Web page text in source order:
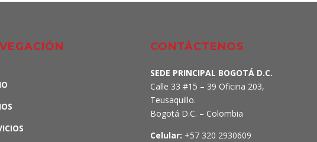
CONTÁCTENOS
SEDE PRINCIPAL BOGOTÁ D.C.
Calle 33 #15 – 39 Oficina 203,
Teusaquillo.
Bogotá D.C. – Colombia
Celular: +57 320 2930609